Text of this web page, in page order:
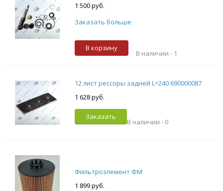
1 500 руб.
Заказать больше
В корзину
В наличии - 1
12 лист рессоры задней L=240 690000087
1 628 руб.
Заказать
В наличии - 0
Фильтроэлемент ФМ
1 899 руб.